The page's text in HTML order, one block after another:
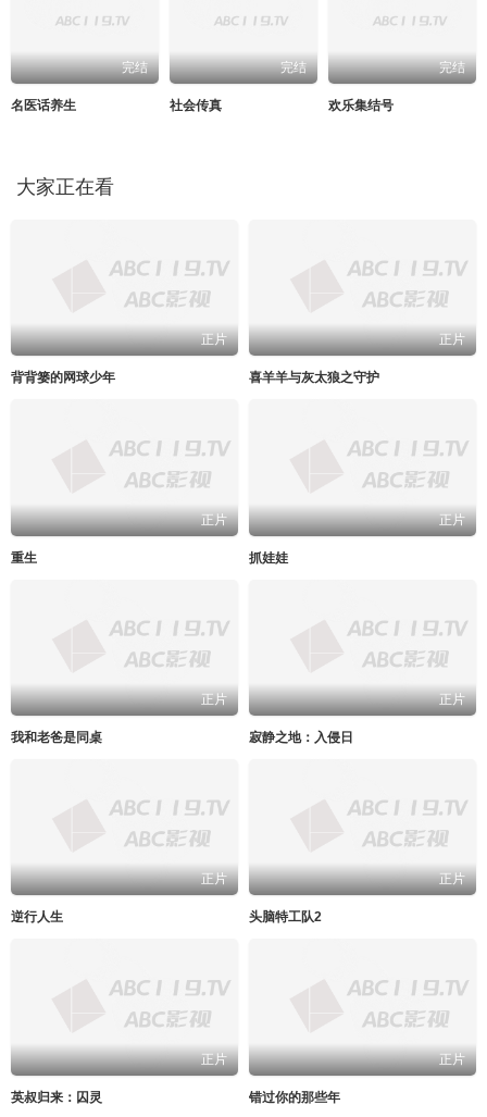
完结
名医话养生
完结
社会传真
完结
欢乐集结号
大家正在看
正片
背背篓的网球少年
正片
喜羊羊与灰太狼之守护
正片
重生
正片
抓娃娃
正片
我和老爸是同桌
正片
寂静之地：入侵日
正片
逆行人生
正片
头脑特工队2
正片
英叔归来：囚灵
正片
错过你的那些年